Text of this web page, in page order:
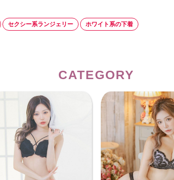
セクシー系ランジェリー ホワイト系の下着
CATEGORY